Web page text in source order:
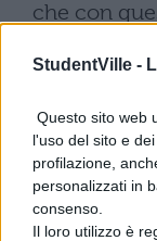
StudentVille -
Questo sito web
l'uso del sito e
profilazione,
personalizzati in
consenso.
Il loro utilizzo è
che con
rischiari le
mura) e
feconde
chiarori, se
infine (iam
della mia